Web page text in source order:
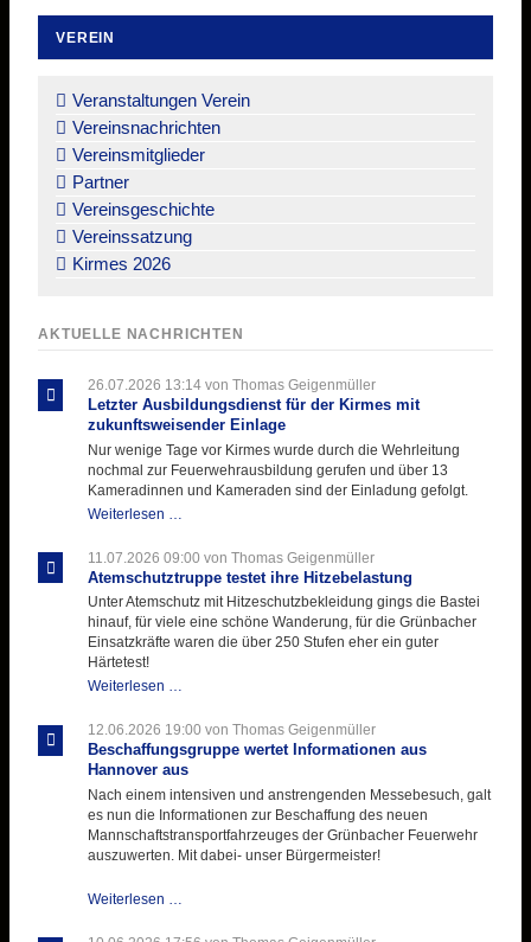
VEREIN
überspringen
Veranstaltungen Verein
Vereinsnachrichten
Vereinsmitglieder
Partner
Vereinsgeschichte
Vereinssatzung
Kirmes 2026
AKTUELLE NACHRICHTEN
26.07.2026 13:14von Thomas Geigenmüller
Letzter Ausbildungsdienst für der Kirmes mit
zukunftsweisender Einlage
Nur wenige Tage vor Kirmes wurde durch die Wehrleitung
nochmal zur Feuerwehrausbildung gerufen und über 13
Kameradinnen und Kameraden sind der Einladung gefolgt.
Weiterlesen …
für
der
Kirmes
mit
zukunftsweisender
11.07.2026 09:00 von Thomas Geigenmüller
Atemschutztruppe testet ihre Hitzebelastung
Unter Atemschutz mit Hitzeschutzbekleidung gings die Bastei
hinauf, für viele eine schöne Wanderung, für die Grünbacher
Einsatzkräfte waren die über 250 Stufen eher ein guter
Härtetest!
Weiterlesen …
ihre
Hitzebelastung
12.06.2026 19:00 von Thomas Geigenmüller
Beschaffungsgruppe wertet Informationen aus
Hannover aus
Nach einem intensiven und anstrengenden Messebesuch, galt
es nun die Informationen zur Beschaffung des neuen
Mannschaftstransportfahrzeuges der Grünbacher Feuerwehr
auszuwerten. Mit dabei- unser Bürgermeister!
Weiterlesen …
Informationen